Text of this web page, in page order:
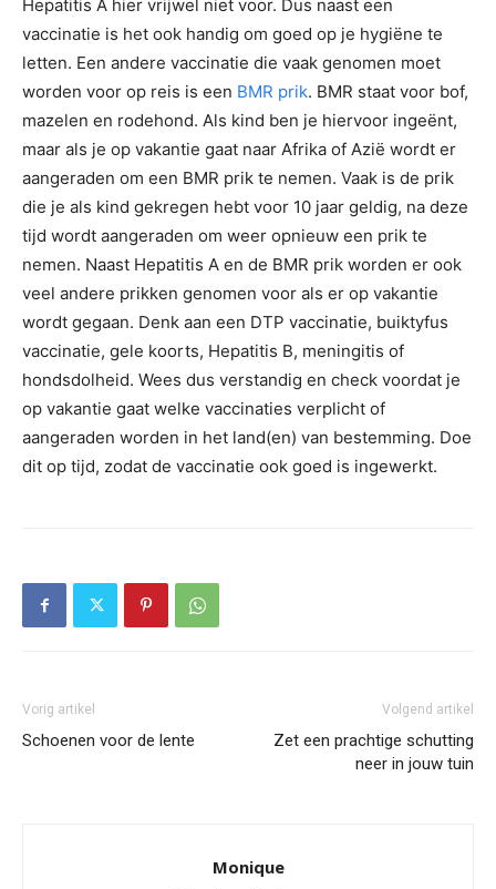
Hepatitis A hier vrijwel niet voor. Dus naast een
vaccinatie is het ook handig om goed op je hygiëne te
letten. Een andere vaccinatie die vaak genomen moet
worden voor op reis is een BMR prik. BMR staat voor bof,
mazelen en rodehond. Als kind ben je hiervoor ingeënt,
maar als je op vakantie gaat naar Afrika of Azië wordt er
aangeraden om een BMR prik te nemen. Vaak is de prik
die je als kind gekregen hebt voor 10 jaar geldig, na deze
tijd wordt aangeraden om weer opnieuw een prik te
nemen. Naast Hepatitis A en de BMR prik worden er ook
veel andere prikken genomen voor als er op vakantie
wordt gegaan. Denk aan een DTP vaccinatie, buiktyfus
vaccinatie, gele koorts, Hepatitis B, meningitis of
hondsdolheid. Wees dus verstandig en check voordat je
op vakantie gaat welke vaccinaties verplicht of
aangeraden worden in het land(en) van bestemming. Doe
dit op tijd, zodat de vaccinatie ook goed is ingewerkt.
Vorig artikel
Schoenen voor de lente
Volgend artikel
Zet een prachtige schutting
neer in jouw tuin
Monique